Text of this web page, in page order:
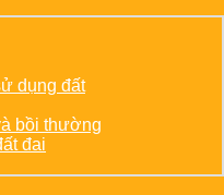
dụng đất
bồi thường
đai